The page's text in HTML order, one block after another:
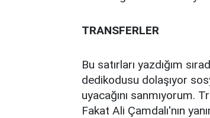
TRANSFERLER
Bu satırları yazdığım
dedikodusu dolaşıyor
uyacağını sanmıyorum.
Fakat Ali Çamdalı'nın